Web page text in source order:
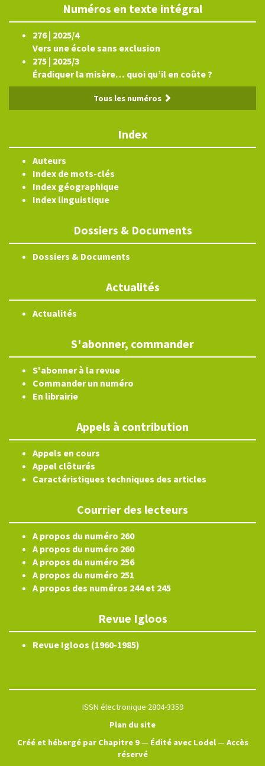
Numéros en texte intégral
276 | 2025/4
Vers une école sans exclusion
275 | 2025/3
Éradiquer la misère… quoi qu’il en coûte ?
Tous les numéros
Index
Auteurs
Index de mots-clés
Index géographique
Index linguistique
Dossiers & Documents
Dossiers & Documents
Actualités
Actualités
S'abonner, commander
S'abonner à la revue
Commander un numéro
En librairie
Appels à contribution
Appels en cours
Appel clôturés
Caractéristiques techniques des articles
Courrier des lecteurs
A propos du numéro 260
A propos du numéro 260
A propos du numéro 256
A propos du numéro 251
A propos des numéros 244 et 245
Revue Igloos
Revue Igloos (1960-1985)
ISSN électronique 2804-3359
Plan du site
Créé et hébergé par Chapitre 9— Édité avec Lodel— Accès
réservé